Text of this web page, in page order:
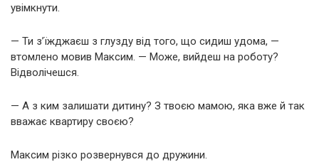
увімкнути.
— Ти з’їжджаєш з глузду від того, що сидиш удома, —
втомлено мовив Максим. — Може, вийдеш на роботу?
Відволічешся.
— А з ким залишати дитину? З твоєю мамою, яка вже й так
вважає квартиру своєю?
Максим різко розвернувся до дружини.